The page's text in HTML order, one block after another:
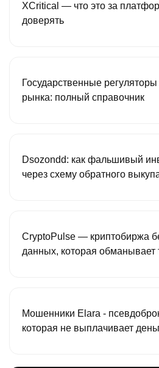
XCritical — что это за
доверять
Государственные
рынка: полный справочник
Dsozondd: как фальшивый
через схему обратного
CryptoPulse — криптобиржа
данных, которая обманывает
Мошенники Elara -
которая не выплачивает